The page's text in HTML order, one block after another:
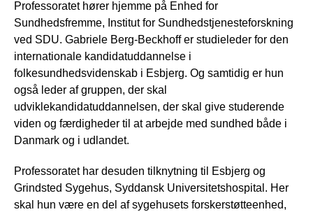
Professoratet hører hjemme på Enhed for
Sundhedsfremme, Institut for Sundhedstjenesteforskning
ved SDU. Gabriele Berg-Beckhoff er studieleder for den
internationale kandidatuddannelse i
folkesundhedsvidenskab i Esbjerg. Og samtidig er hun
også leder af gruppen, der skal
udviklekandidatuddannelsen, der skal give studerende
viden og færdigheder til at arbejde med sundhed både i
Danmark og i udlandet.
Professoratet har desuden tilknytning til Esbjerg og
Grindsted Sygehus, Syddansk Universitetshospital. Her
skal hun være en del af sygehusets forskerstøtteenhed,